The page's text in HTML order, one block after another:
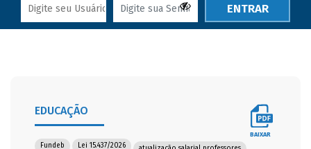
ENTRAR
EDUCAÇÃO
BAIXAR
Fundeb Lei 15.437/2026